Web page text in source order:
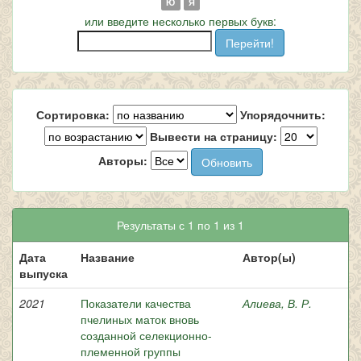
или введите несколько первых букв:
Сортировка:
Упорядочнить:
Вывести на страницу:
Авторы:
Результаты с 1 по 1 из 1
Дата
выпуска
Название Автор(ы)
2021
Показатели качества
пчелиных маток вновь
созданной селекционно-
племенной группы
Алиева, В. Р.